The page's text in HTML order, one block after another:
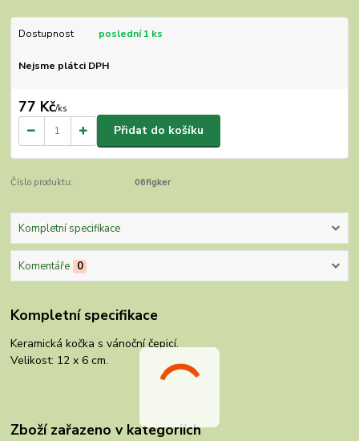
Dostupnost poslední 1 ks
Nejsme plátci DPH
77 Kč/ks
Přidat do košíku
Číslo produktu: 06figker
Kompletní specifikace
Komentáře 0
Kompletní specifikace
Keramická kočka s vánoční čepicí.
Velikost: 12 x 6 cm.
Zboží zařazeno v kategoriích